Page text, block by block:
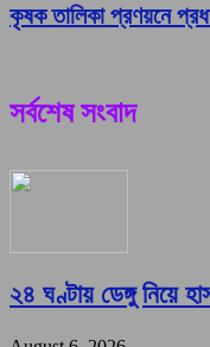
কৃষক তালিকা প্রণয়নে
সর্বশেষ সংবাদ
২৪ ঘণ্টায় ডেঙ্গু নিয়ে